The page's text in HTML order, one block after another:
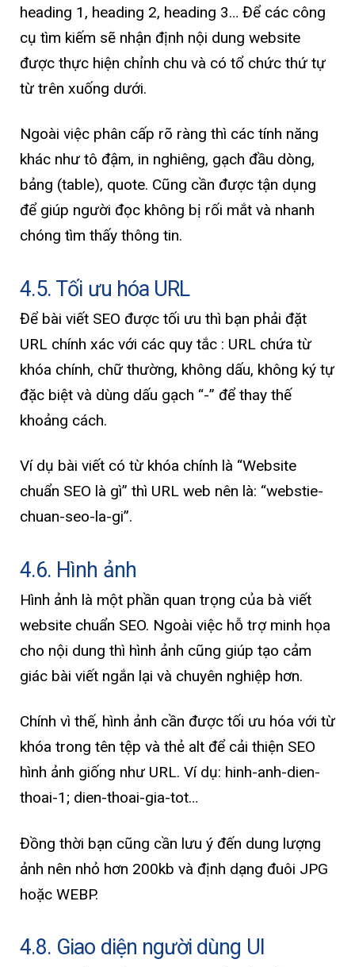
heading 1, heading 2, heading 3… Để các công
cụ tìm kiếm sẽ nhận định nội dung website
được thực hiện chỉnh chu và có tổ chức thứ tự
từ trên xuống dưới.
Ngoài việc phân cấp rõ ràng thì các tính năng
khác như tô đậm, in nghiêng, gạch đầu dòng,
bảng (table), quote. Cũng cần được tận dụng
để giúp người đọc không bị rối mắt và nhanh
chóng tìm thấy thông tin.
4.5. Tối ưu hóa URL
Để bài viết SEO được tối ưu thì bạn phải đặt
URL chính xác với các quy tắc : URL chứa từ
khóa chính, chữ thường, không dấu, không ký tự
đặc biệt và dùng dấu gạch “-” để thay thế
khoảng cách.
Ví dụ bài viết có từ khóa chính là “Website
chuẩn SEO là gì” thì URL web nên là: “webstie-
chuan-seo-la-gi”.
4.6. Hình ảnh
Hình ảnh là một phần quan trọng của bà viết
website chuẩn SEO. Ngoài việc hỗ trợ minh họa
cho nội dung thì hình ảnh cũng giúp tạo cảm
giác bài viết ngắn lại và chuyên nghiệp hơn.
Chính vì thế, hình ảnh cần được tối ưu hóa với từ
khóa trong tên tệp và thẻ alt để cải thiện SEO
hình ảnh giống như URL. Ví dụ: hinh-anh-dien-
thoai-1; dien-thoai-gia-tot…
Đồng thời bạn cũng cần lưu ý đến dung lượng
ảnh nên nhỏ hơn 200kb và định dạng đuôi JPG
hoặc WEBP.
4.8. Giao diện người dùng UI